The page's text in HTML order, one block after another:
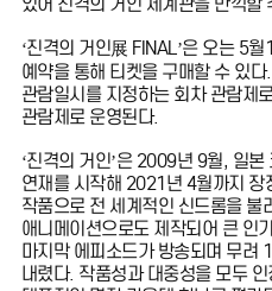
‘진격의 거인展 FINAL’은 오는 5
예약을 통해 티켓을 구매할 수 있
관람일시를 지정하는 회차 관람제
관람제로 운영된다.
‘진격의 거인’은 2009년 9월, 일본
연재를 시작해 2021년 4월까지
작품으로 전 세계적인 신드롬을
애니메이션으로도 제작되어 큰 인
마지막 에피소드가 방송되며 무려
내렸다. 작품성과 대중성을 모두